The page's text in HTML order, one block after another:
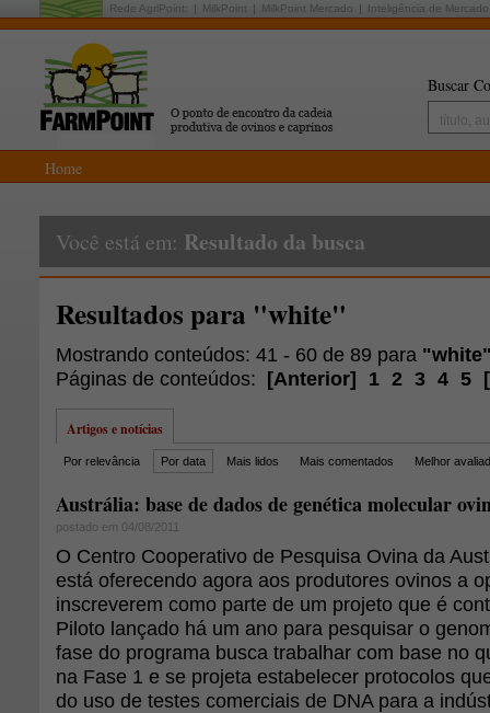
Rede AgriPoint: MilkPoint MilkPoint Mercado Inteligência de Mercado
Buscar
Home
Você está em: Resultado da busca
Resultados para "white"
Mostrando conteúdos: 41 - 60 de 89 para
Páginas de conteúdos: [Anterior] 1 2 3 4 5 [
Artigos e notícias
Por relevância Por data Mais lidos Mais comentados Melhor
Austrália: base de dados de genética molecular
postado em 04/08/2011
O Centro Cooperativo de Pesquisa Ovina da
está oferecendo agora aos produtores ovinos a
inscreverem como parte de um projeto que é
Piloto lançado há um ano para pesquisar o
fase do programa busca trabalhar com base no
na Fase 1 e se projeta estabelecer protocolos
do uso de testes comerciais de DNA para a